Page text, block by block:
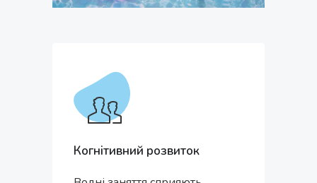
Когнітивний розвиток